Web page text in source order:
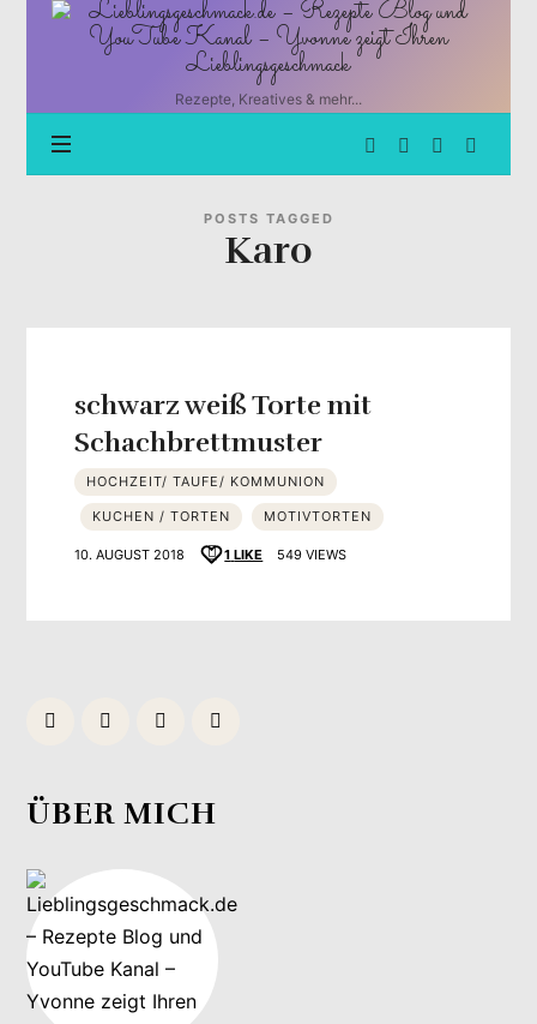
Lieblingsgeschmack.de
Rezepte
und
YouTube
Kanal
Rezepte, Kreatives & mehr...
POSTS TAGGED
Karo
schwarz weiß Torte mit
Schachbrettmuster
HOCHZEIT/ TAUFE/ KOMMUNION
KUCHEN / TORTEN MOTIVTORTEN
10. AUGUST 2018 1 LIKE 549 VIEWS
ÜBER MICH